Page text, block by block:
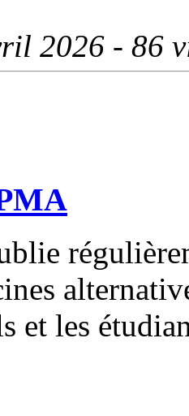
2026 - 86
et les